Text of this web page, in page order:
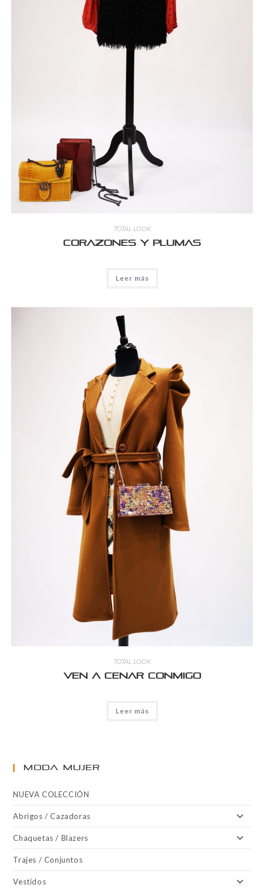
TOTAL LOOK
Corazones y plumas
Leer más
TOTAL LOOK
Ven a cenar conmigo
Leer más
MODA MUJER
NUEVA COLECCIÓN
Abrigos / Cazadoras
Chaquetas / Blazers
Trajes / Conjuntos
Vestidos